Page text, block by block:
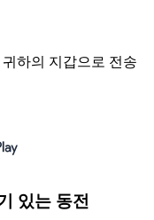
하의 지갑으로 전송
있는 동전